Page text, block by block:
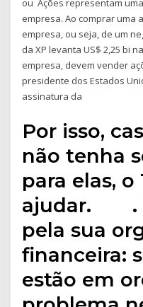
ou Ações representam
empresa. Ao comprar uma
empresa, ou seja, de um
da XP levanta US$ 2,25 bi
empresa, devem vender
presidente dos Estados
assinatura da
Por isso,
não tenha
para elas, o
ajudar. ⠀⠀ .
pela sua
financeira:
estão em